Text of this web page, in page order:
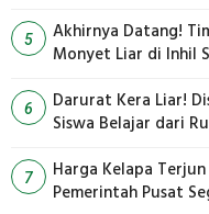
5
Akhirnya Datang!
Monyet Liar di Inhil
6
Darurat Kera Liar!
Siswa Belajar dari
7
Harga Kelapa
Pemerintah Pusat